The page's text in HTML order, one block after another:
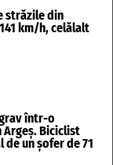
străzile din
km/h, celălalt
într-o
Argeș. Biciclist
un șofer de 71